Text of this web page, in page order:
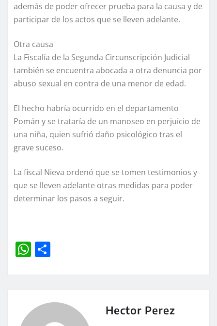
además de poder ofrecer prueba para la causa y de
participar de los actos que se lleven adelante.
Otra causa
La Fiscalía de la Segunda Circunscripción Judicial
también se encuentra abocada a otra denuncia por
abuso sexual en contra de una menor de edad.
El hecho habría ocurrido en el departamento
Pomán y se trataría de un manoseo en perjuicio de
una niña, quien sufrió daño psicológico tras el
grave suceso.
La fiscal Nieva ordenó que se tomen testimonios y
que se lleven adelante otras medidas para poder
determinar los pasos a seguir.
W
A Hector Perez